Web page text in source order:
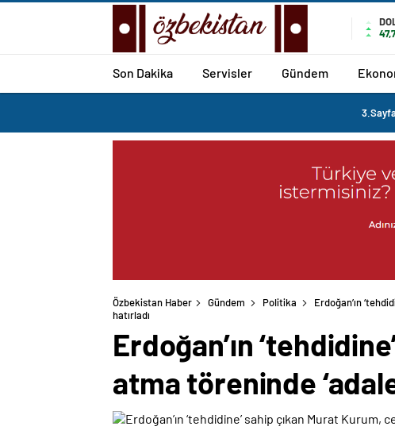
Son Dakika Servisler Gündem
3.Sayfa
Özbekistan Haber Gündem Politika
Erdoğan’ın
hatırladı
Erdoğan’ın
atma töreninde